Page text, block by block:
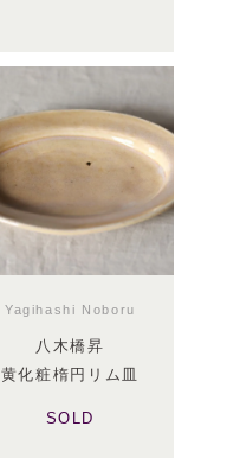
Yagihashi Noboru
八木橋昇
黄化粧楕円リム皿
SOLD